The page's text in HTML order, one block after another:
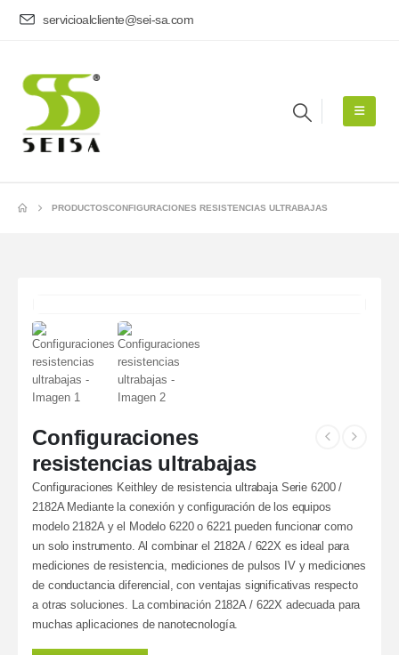
servicioalcliente@sei-sa.com
PRODUCTOSCONFIGURACIONES RESISTENCIAS ULTRABAJAS
Configuraciones
resistencias ultrabajas
Configuraciones Keithley de resistencia ultrabaja Serie 6200 /
2182A Mediante la conexión y configuración de los equipos
modelo 2182A y el Modelo 6220 o 6221 pueden funcionar como
un solo instrumento. Al combinar el 2182A / 622X es ideal para
mediciones de resistencia, mediciones de pulsos IV y mediciones
de conductancia diferencial, con ventajas significativas respecto
a otras soluciones. La combinación 2182A / 622X adecuada para
muchas aplicaciones de nanotecnología.